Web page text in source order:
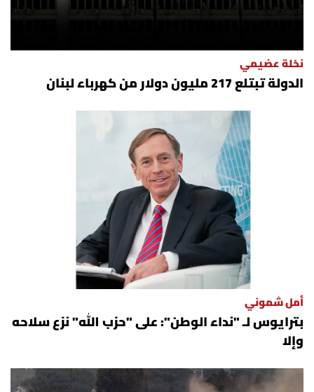
نخلة عضيمي
الدولة تبتلع 217 مليون دولار من كهرباء لبنان
أمل شموني
بترايوس لـ "نداء الوطن": على "حزب الله" نزع سلاحه
وإلا